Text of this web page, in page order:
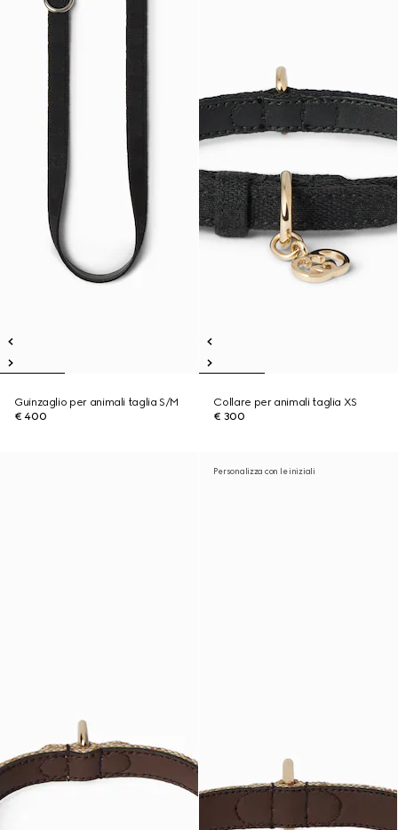
Guinzaglio per animali taglia S/M
€ 400
Collare per animali taglia XS
€ 300
Personalizza con le iniziali